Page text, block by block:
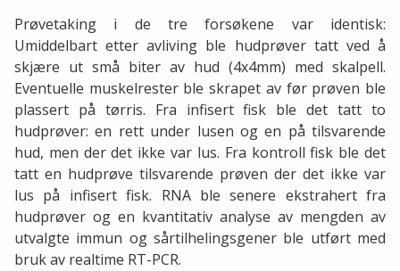
Prøvetaking i de tre forsøkene var identisk:
Umiddelbart etter avliving ble hudprøver tatt ved å
skjære ut små biter av hud (4x4mm) med skalpell.
Eventuelle muskelrester ble skrapet av før prøven ble
plassert på tørris. Fra infisert fisk ble det tatt to
hudprøver: en rett under lusen og en på tilsvarende
hud, men der det ikke var lus. Fra kontroll fisk ble det
tatt en hudprøve tilsvarende prøven der det ikke var
lus på infisert fisk. RNA ble senere ekstrahert fra
hudprøver og en kvantitativ analyse av mengden av
utvalgte immun og sårtilhelingsgener ble utført med
bruk av realtime RT-PCR.